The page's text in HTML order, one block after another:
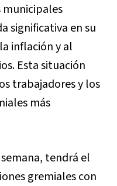
significativa en su
inflación y al
Esta situación
trabajadores y los
más
tendrá el
gremiales con